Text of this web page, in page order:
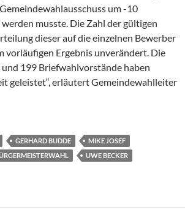
um -10
musste. Die Zahl der gültigen
dieser auf die einzelnen Bewerber
vorläufigen Ergebnis unverändert. Die
199 Briefwahlvorstände haben
geleistet“, erläutert Gemeindewahlleiter
GERHARD BUDDE
MIKE JOSEF
UWE BECKER